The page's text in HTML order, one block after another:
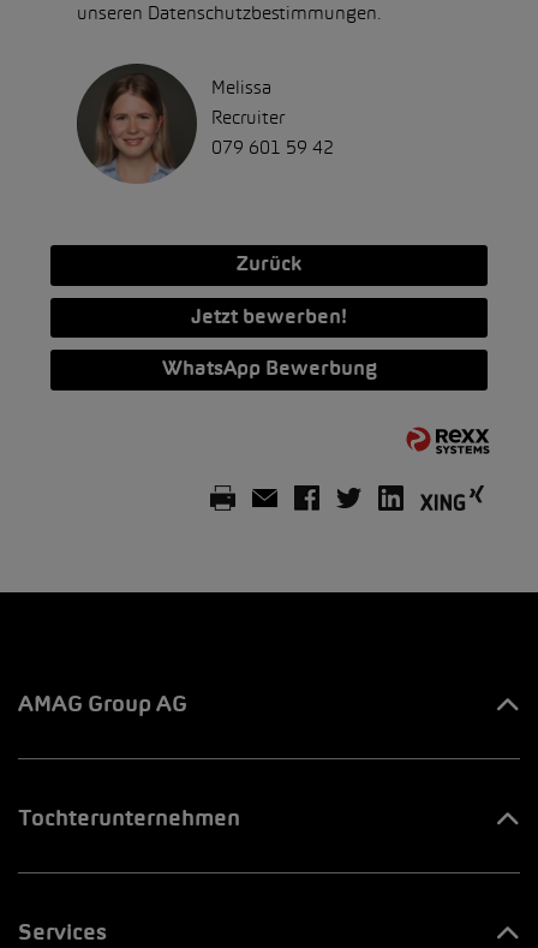
unseren Datenschutzbestimmungen.
Melissa
Recruiter
079 601 59 42
Zurück
Jetzt bewerben!
WhatsApp Bewerbung
AMAG Group AG
Tochterunternehmen
Services